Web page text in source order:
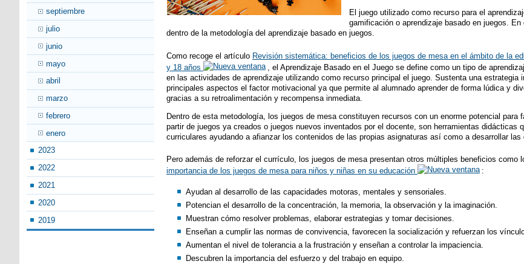
septiembre
julio
junio
mayo
abril
marzo
febrero
enero
2023
2022
2021
2020
2019
El juego utilizado como recurso para el
gamificación o aprendizaje basado en juegos.
dentro de la metodología del aprendizaje basado en juegos.
Como recoge el artículo Revisión sistemática: beneficios de los juegos de mesa en el ámbito de la
y 18 años
, el Aprendizaje Basado en el Juego se define como un tipo de
en las actividades de aprendizaje utilizando como recurso principal el juego. Sustenta una estrategia
principales aspectos el factor motivacional ya que permite al alumnado aprender de forma lúdica y
gracias a su retroalimentación y recompensa inmediata.
Dentro de esta metodología, los juegos de mesa constituyen recursos con un enorme potencial para
partir de juegos ya creados o juegos nuevos inventados por el docente, son herramientas didácticas
curriculares ayudando a afianzar los contenidos de las propias asignaturas así como a desarrollar las
Pero además de reforzar el currículo, los juegos de mesa presentan otros múltiples beneficios como
importancia de los juegos de mesa para niños y niñas en su educación
:
Ayudan al desarrollo de las capacidades motoras, mentales y sensoriales.
Potencian el desarrollo de la concentración, la memoria, la observación y la imaginación.
Muestran cómo resolver problemas, elaborar estrategias y tomar decisiones.
Enseñan a cumplir las normas de convivencia, favorecen la socialización y refuerzan los
Aumentan el nivel de tolerancia a la frustración y enseñan a controlar la impaciencia.
Descubren la importancia del esfuerzo y del trabajo en equipo.